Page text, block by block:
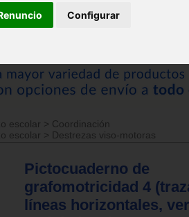
Configurar
escolar > Coordinación
escolar > Destrezas viso-motoras
Pictocuaderno de
grafomotricidad 4
líneas horizontales,